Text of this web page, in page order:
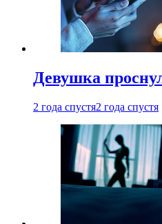
Девушка
2 года спустя2 года спустя